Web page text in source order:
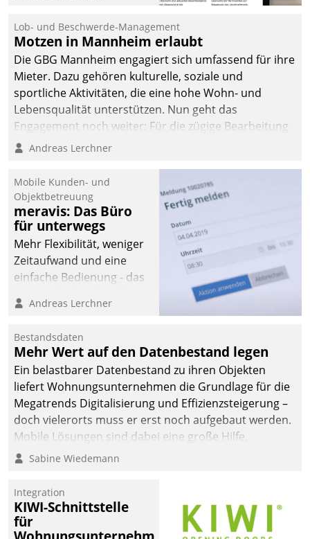
Ressort Kapitalanlage für
künftige Aufgaben und
Herausforderungen
gerüstet.
Lob- und Beschwerde-Management
Motzen in Mannheim erlaubt
Die GBG Mannheim engagiert sich umfassend für ihre
Mieter. Dazu gehören kulturelle, soziale und
sportliche Aktivitäten, die eine hohe Wohn- und
Lebensqualität unterstützen. Nun geht das
Engagement noch weiter: Für die zügige Bearbeitung
von Beschwerden – oder Lob – richtet das
und Beschwerde-Management einen eigenen Kanal
ein.
Andreas Lerchner
Mobile Kunden- und
Objektbetreuung
meravis: Das Büro
für unterwegs
Mehr Flexibilität, weniger
Zeitaufwand und eine
einfache Bedienung - das
Cockpit für mobile
Datatrain. Die meravis
Wohnungsbau- und
Immobilien GmbH hat
sich dabei für den Betrieb
der Lösung über die SAP
Cloud Platform
entschieden - als erstes
Unternehmen am
Andreas Lerchner
Bestandsdaten
Mehr Wert auf den Datenbestand legen
Ein belastbarer Datenbestand zu ihren Objekten
liefert Wohnungsunternehmen die Grundlage für die
Megatrends Digitalisierung und Effizienzsteigerung –
doch vielerorts muss er erst noch aufgebaut werden.
Mobile Lösungen sind dabei eine große Hilfe.
Sabine Wiedemann
Integration
KIWI-Schnittstelle
für